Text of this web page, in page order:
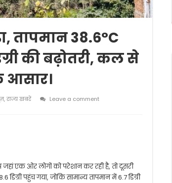
तापमान 38.6°C
की बढ़ोतरी, कल से
आसार।
,राज्य खबरें
Leave a comment
एक ओर लोगों को परेशान कर रही है, तो दूसरी
पहुंच गया, जोकि सामान्य तापमान में 6.7 डिग्री